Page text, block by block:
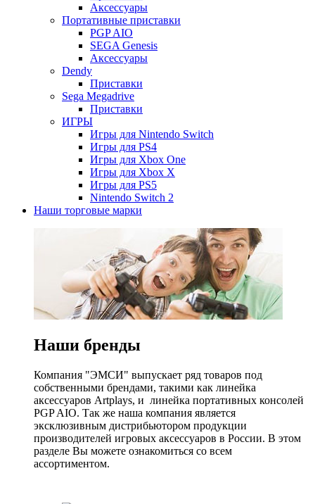
Аксессуары
Портативные приставки
PGP AIO
SEGA Genesis
Аксессуары
Dendy
Приставки
Sega Megadrive
Приставки
ИГРЫ
Игры для Nintendo Switch
Игры для PS4
Игры для Xbox One
Игры для Xbox X
Игры для PS5
Nintendo Switch 2
Наши торговые марки
Наши бренды
Компания "ЭМСИ" выпускает ряд товаров под
собственными брендами, такими как линейка
аксессуаров Artplays, и линейка портативных консолей
PGP AIO. Так же наша компания является
эксклюзивным дистрибьютором продукции
производителей игровых аксессуаров в России. В этом
разделе Вы можете ознакомиться со всем
ассортиментом.